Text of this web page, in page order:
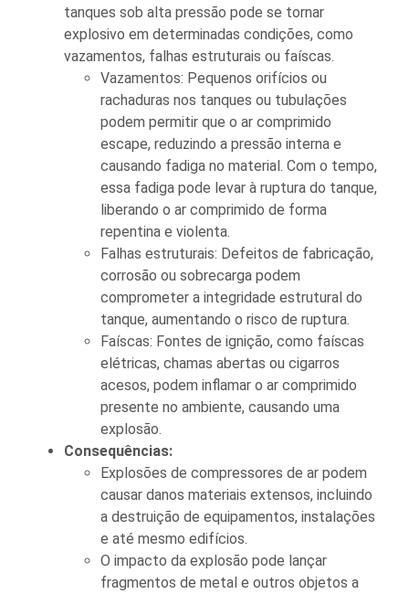
tanques sob alta pressão pode se tornar
explosivo em determinadas condições, como
vazamentos, falhas estruturais ou faíscas.
Vazamentos: Pequenos orifícios ou
rachaduras nos tanques ou tubulações
podem permitir que o ar comprimido
escape, reduzindo a pressão interna e
causando fadiga no material. Com o tempo,
essa fadiga pode levar à ruptura do tanque,
liberando o ar comprimido de forma
repentina e violenta.
Falhas estruturais: Defeitos de fabricação,
corrosão ou sobrecarga podem
comprometer a integridade estrutural do
tanque, aumentando o risco de ruptura.
Faíscas: Fontes de ignição, como faíscas
elétricas, chamas abertas ou cigarros
acesos, podem inflamar o ar comprimido
presente no ambiente, causando uma
explosão.
Consequências:
Explosões de compressores de ar podem
causar danos materiais extensos, incluindo
a destruição de equipamentos, instalações
e até mesmo edifícios.
O impacto da explosão pode lançar
fragmentos de metal e outros objetos a